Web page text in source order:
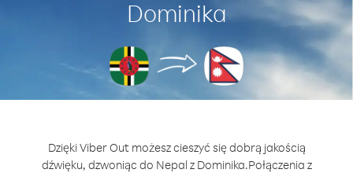
Dominika
Dzięki Viber Out możesz cieszyć się dobrą jakością
dźwięku, dzwoniąc do Nepal z Dominika.Połączenia z